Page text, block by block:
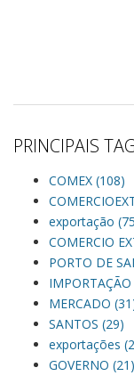
PRINCIPAIS
COMEX (108)
exportação
COMERCIO
PORTO DE
MERCADO
SANTOS (29)
exportações
GOVERNO (21)